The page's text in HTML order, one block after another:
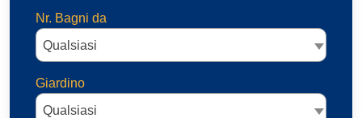
Nr. Bagni da
Qualsiasi
Giardino
Qualsiasi